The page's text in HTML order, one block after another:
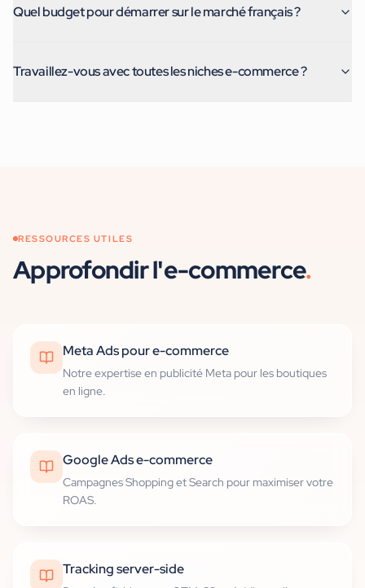
Quel budget pour démarrer sur le marché français ?
Travaillez-vous avec toutes les niches e-commerce ?
RESSOURCES UTILES
Approfondirl'e-commerce.
Meta Ads pour e-commerce
Notre expertise en publicité Meta pour les boutiques
en ligne.
Google Ads e-commerce
Campagnes Shopping et Search pour maximiser votre
ROAS.
Tracking server-side